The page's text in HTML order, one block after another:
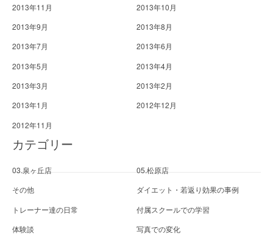
2013年11月
2013年10月
2013年9月
2013年8月
2013年7月
2013年6月
2013年5月
2013年4月
2013年3月
2013年2月
2013年1月
2012年12月
2012年11月
カテゴリー
03.泉ヶ丘店
05.松原店
その他
ダイエット・若返り効果の事例
トレーナー達の日常
付属スクールでの学習
体験談
写真での変化